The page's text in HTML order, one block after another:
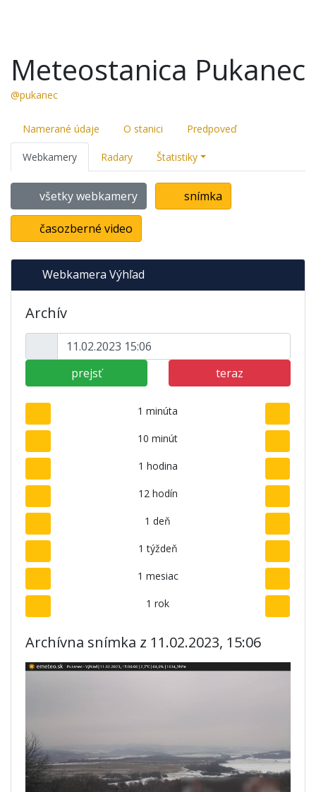
Meteostanica Pukanec
@pukanec
Namerané údaje O stanici Predpoveď
Webkamery Radary Štatistiky
všetky webkamery snímka
časozberné video
Webkamera Výhľad
Archív
prejsť teraz
1 minúta
10 minút
1 hodina
12 hodín
1 deň
1 týždeň
1 mesiac
1 rok
Archívna snímka z 11.02.2023, 15:06